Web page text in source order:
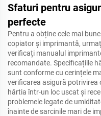
Sfaturi pentru
perfecte
Pentru a obține cele mai
copiator și imprimantă,
verificați manualul
recomandate. Specificațiile
sunt conforme cu cerințele
verificarea asigură potrivirea
hârtia într-un loc uscat și
problemele legate de
înainte de sarcinile mari de